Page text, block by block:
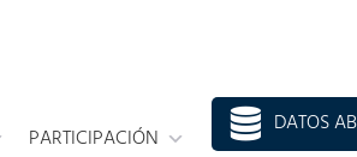
PARTICIPACIÓN DATOS